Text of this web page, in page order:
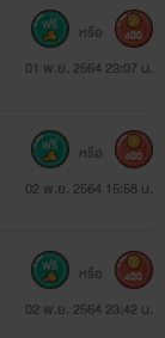
01 พ.ย. 2564 23:07 น.
หรือ 400
02 พ.ย. 2564 15:58 น.
หรือ 400
02 พ.ย. 2564 23:42 น.
หรือ 400